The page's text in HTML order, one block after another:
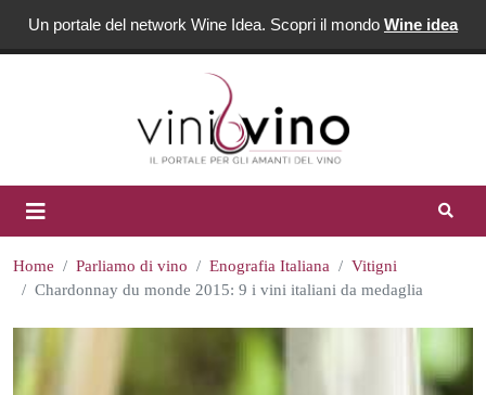
Un portale del network Wine Idea. Scopri il mondo Wine idea
Home Parliamo di vino Enografia Italiana
Vitigni
Chardonnay du monde 2015: 9 i vini italiani da medaglia